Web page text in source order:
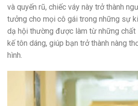
và quyến rũ, chiếc váy này trở thành
tưởng cho mọi cô gái trong những sự
dạ hội thường được làm từ những chất
kế tôn dáng, giúp bạn trở thành nàng
hình.